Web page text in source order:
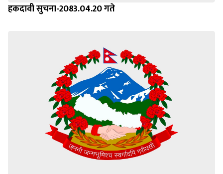
हकदावी सुचना-2083.04.20 गते